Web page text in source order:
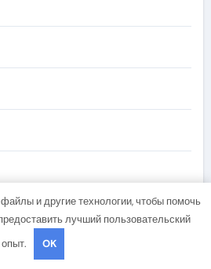
и другие технологии, чтобы помочь
лучший пользовательский
опыт.
OK